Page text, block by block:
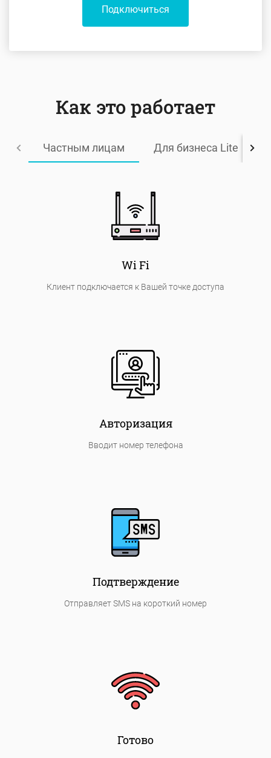
Подключиться
Как это работает
Частным лицам Для бизнеса Lite
Wi Fi
Клиент подключается к Вашей точке доступа
Авторизация
Вводит номер телефона
Подтверждение
Отправляет SMS на короткий номер
Готово